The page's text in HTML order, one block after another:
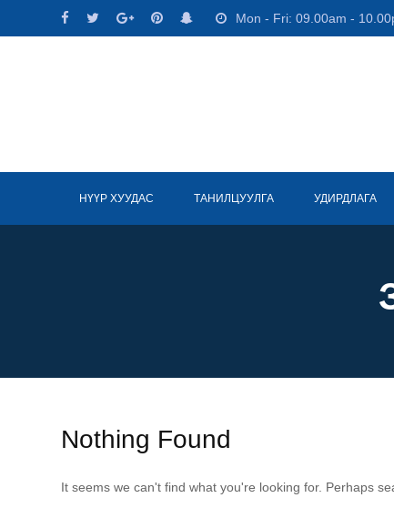
to
Mon - Fri: 09.00am -
НҮҮР ХУУДАС ТАНИЛЦУУЛГА УДИРДЛАГА
Nothing Found
It seems we can't find what you're looking for. Perhaps